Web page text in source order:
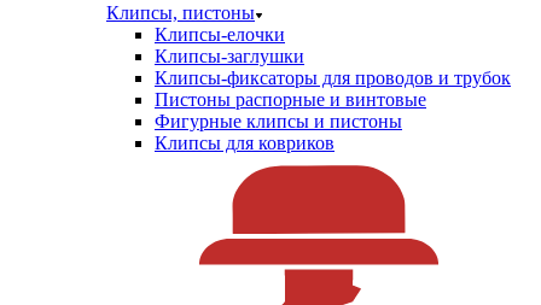
Клипсы, пистоны
Клипсы-елочки
Клипсы-заглушки
Клипсы-фиксаторы для проводов и трубок
Пистоны распорные и винтовые
Фигурные клипсы и пистоны
Клипсы для ковриков